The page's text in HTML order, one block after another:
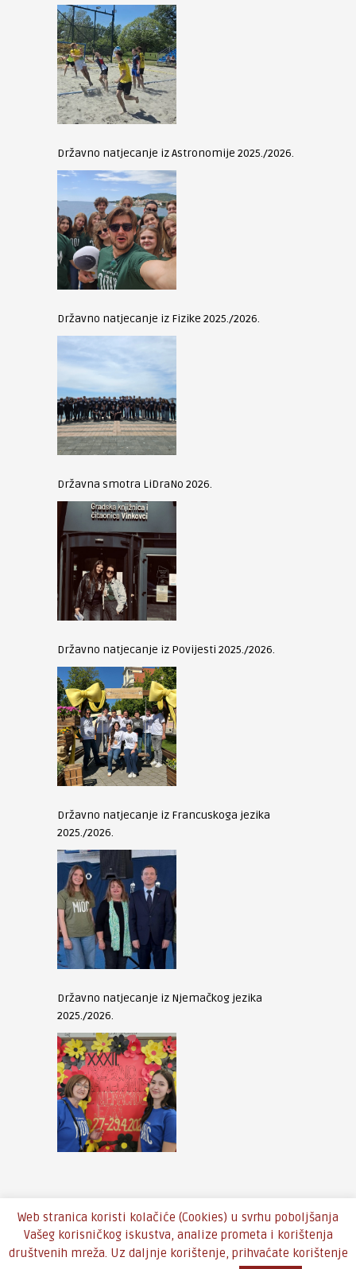
Državno natjecanje iz Astronomije 2025./2026.
Državno natjecanje iz Fizike 2025./2026.
Državna smotra LiDraNo 2026.
Državno natjecanje iz Povijesti 2025./2026.
Državno natjecanje iz Francuskoga jezika
2025./2026.
Državno natjecanje iz Njemačkog jezika
2025./2026.
Copyright © 2016 - Theme by An-Themes
Web stranica koristi kolačiće (Cookies) u svrhu poboljšanja
Vašeg korisničkog iskustva, analize prometa i korištenja
društvenih mreža. Uz daljnje korištenje, prihvaćate korištenje